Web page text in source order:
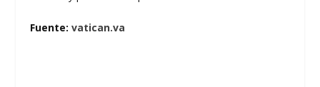
Fuente:vatican.va